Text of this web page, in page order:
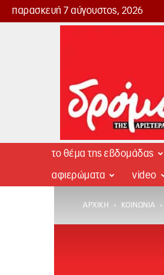
παρασκευή 7 αύγουστος, 2026
Δρόμος
το θέμα της εβδομάδας
αφιερώματα video
ΑΡΧΙΚΉ ΚΟΙΝΩΝΊΑ